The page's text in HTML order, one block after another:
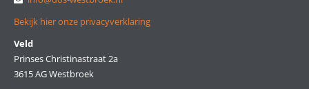
Bekijk hier onze privacyverklaring
Veld
Prinses Christinastraat 2a
3615 AG Westbroek